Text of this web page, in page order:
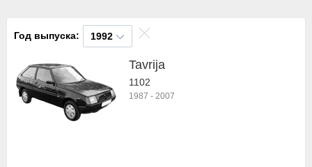
Год выпуска: 1992
Tavrija
1102
1987 - 2007